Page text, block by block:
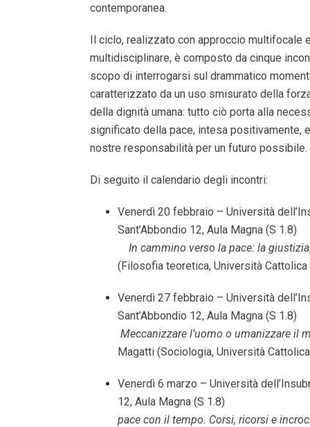
contemporanea.
Il ciclo, realizzato con approccio multifocale e
multidisciplinare, è composto da cinque
scopo di interrogarsi sul drammatico
caratterizzato da un uso smisurato della
della dignità umana: tutto ciò porta alla
significato della pace, intesa positivamente,
nostre responsabilità per un futuro
Di seguito il calendario degli incontri:
Venerdì 20 febbraio – Università
Sant’Abbondio 12, Aula
In cammino verso la pace: la giustizia
(Filosofia teoretica, Università
Venerdì 27 febbraio – Università
Sant’Abbondio 12, Aula
Meccanizzare l’uomo o umanizzare il
Magatti (Sociologia, Università
Venerdì 6 marzo – Università
12, Aula Magna
pace con il tempo. Corsi, ricorsi e